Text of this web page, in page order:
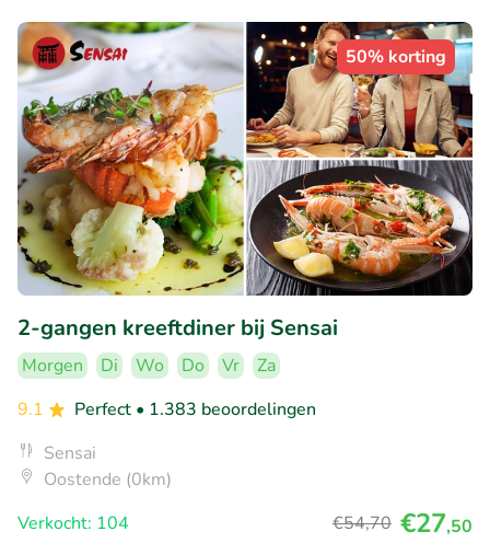
50% korting
2-gangen kreeftdiner bij Sensai
Morgen Di Wo Do Vr
Za
9.1
Perfect • 1.383 beoordelingen
Sensai
Oostende (0km)
Verkocht: 104
€54,70 €27,50